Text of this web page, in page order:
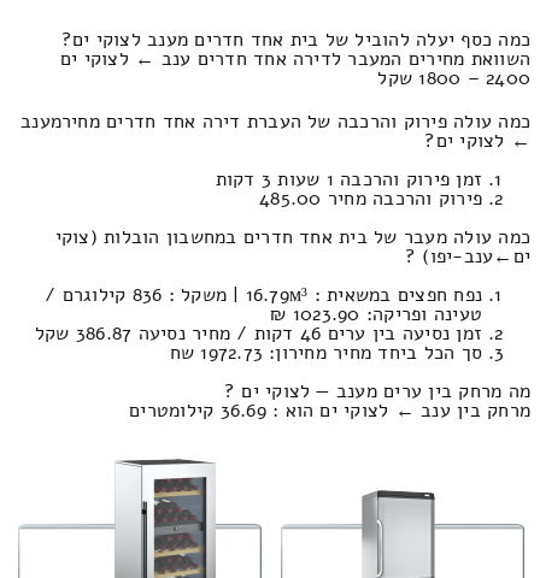
כמה כסף יעלה להוביל של בית אחד חדרים מענב לצוקי ים?
השוואת מחירים המעבר לדירה אחד חדרים ענב ← לצוקי ים
2400 – 1800 שקל
כמה עולה פירוק והרכבה של העברת דירה אחד חדרים מחירמענב
← לצוקי ים?
זמן פירוק והרכבה 1 שעות 3 דקות
פירוק והרכבה מחיר 485.00
כמה עולה מעבר של בית אחד חדרים במחשבון הובלות (צוקי
ים‎←‏ענב-יפו) ?
נפח חפצים במשאית : 16.79м³ | משקל : 836 קילוגרם /
טעינה ופריקה: 1023.90 ₪
זמן נסיעה בין ערים 46 דקות / מחיר נסיעה 386.87 שקל
סך הכל ביחד מחיר מחירון: 1972.73 שח
מה מרחק בין ערים מענב — לצוקי ים ?
מרחק בין ענב ← לצוקי ים הוא : 36.69 קילומטרים